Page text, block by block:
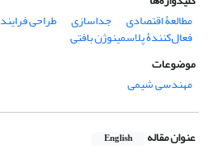
مطالعۀ اقتصادی
جداسازی طراحی فرایند
فعال‌کنندۀ پلاسمینوژن بافتی
موضوعات
مهندسی شیمی
عنوان مقاله English